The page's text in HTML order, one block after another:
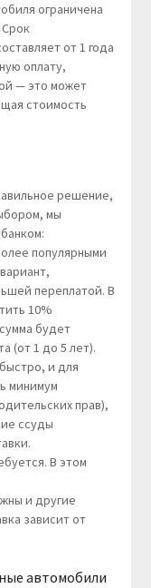
ограничена
от 1 года
оплату,
— это может
стоимость
решение,
мы
популярными
переплатой. В
10%
будет
(от 1 до 5 лет).
и для
минимум
прав),
ссуды
В этом
и другие
зависит от
автомобили